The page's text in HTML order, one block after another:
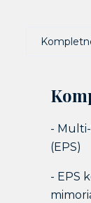
-
(EPS)
- EPS